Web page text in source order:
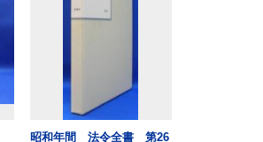
昭和年間 法令全書 第26